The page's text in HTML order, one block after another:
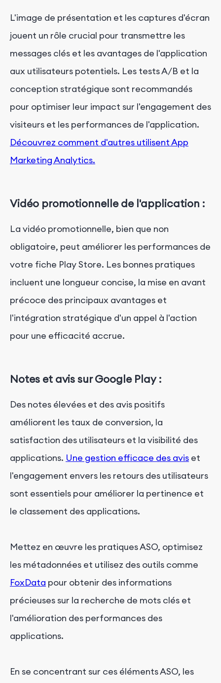
L'image de présentation et les captures d'écran
jouent un rôle crucial pour transmettre les
messages clés et les avantages de l'application
aux utilisateurs potentiels. Les tests A/B et la
conception stratégique sont recommandés
pour optimiser leur impact sur l'engagement des
visiteurs et les performances de l'application.
Découvrez comment d'autres utilisent App
Marketing Analytics.
Vidéo promotionnelle de l'application :
La vidéo promotionnelle, bien que non
obligatoire, peut améliorer les performances de
votre fiche Play Store. Les bonnes pratiques
incluent une longueur concise, la mise en avant
précoce des principaux avantages et
l'intégration stratégique d'un appel à l'action
pour une efficacité accrue.
Notes et avis sur Google Play :
Des notes élevées et des avis positifs
améliorent les taux de conversion, la
satisfaction des utilisateurs et la visibilité des
applications. Une gestion efficace des avis et
l'engagement envers les retours des utilisateurs
sont essentiels pour améliorer la pertinence et
le classement des applications.
Mettez en œuvre les pratiques ASO, optimisez
les métadonnées et utilisez des outils comme
FoxData pour obtenir des informations
précieuses sur la recherche de mots clés et
l'amélioration des performances des
applications.
En se concentrant sur ces éléments ASO, les